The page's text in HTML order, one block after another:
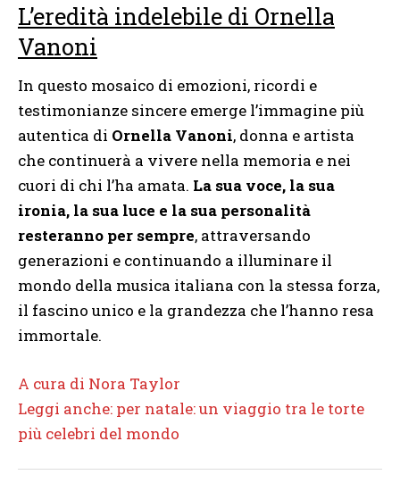
L’eredità indelebile di Ornella
Vanoni
In questo mosaico di emozioni, ricordi e
testimonianze sincere emerge l’immagine più
autentica di Ornella Vanoni, donna e artista
che continuerà a vivere nella memoria e nei
cuori di chi l’ha amata. La sua voce, la sua
ironia, la sua luce e la sua personalità
resteranno per sempre, attraversando
generazioni e continuando a illuminare il
mondo della musica italiana con la stessa forza,
il fascino unico e la grandezza che l’hanno resa
immortale.
A cura di Nora Taylor
Leggi anche: per natale: un viaggio tra le torte
più celebri del mondo